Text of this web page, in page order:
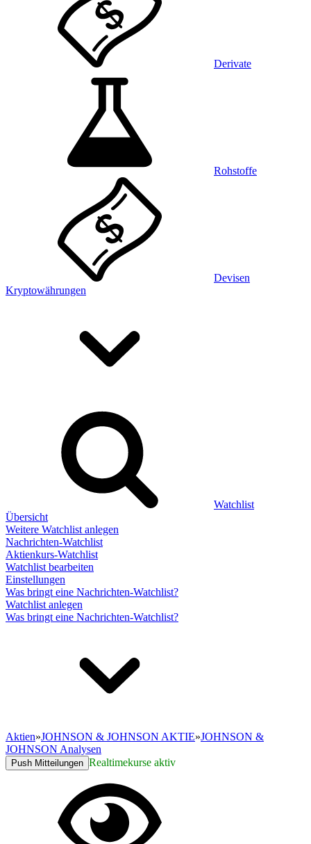
Derivate
Rohstoffe
Devisen
Kryptowährungen
Watchlist
Übersicht
Weitere Watchlist anlegen
Nachrichten-Watchlist
Aktienkurs-Watchlist
Watchlist bearbeiten
Einstellungen
Was bringt eine Nachrichten-Watchlist?
Watchlist anlegen
Was bringt eine Nachrichten-Watchlist?
Aktien»JOHNSON & JOHNSON AKTIE»JOHNSON &
JOHNSON Analysen
Push Mitteilungen Realtimekurse aktiv